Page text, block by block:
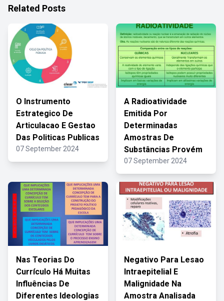
Related Posts
O Instrumento
Estrategico De
Articulacao E Gestao
Das Politicas Publicas
07 September 2024
A Radioatividade
Emitida Por
Determinadas
Amostras De
Substâncias Provém
07 September 2024
Nas Teorias Do
Currículo Há Muitas
Influências De
Diferentes Ideologias
Negativo Para Lesao
Intraepitelial E
Malignidade Na
Amostra Analisada